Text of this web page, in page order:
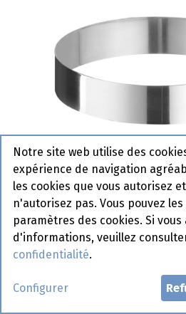
512098 Moule à
Poignée Hendi 128
Article de commande
Demander un compte
Notre site web utilise des
expérience de navigation
les cookies que vous autorisez
n'autorisez pas. Vous pouvez
paramètres des cookies. Si
d'informations, veuillez
confidentialité.
Configurer